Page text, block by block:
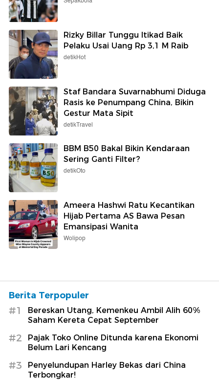
Rizky Billar Tunggu Itikad Baik
Pelaku Usai Uang Rp 3,1 M Raib
detikHot
Staf Bandara Suvarnabhumi Diduga
Rasis ke Penumpang China, Bikin
Gestur Mata Sipit
detikTravel
BBM B50 Bakal Bikin Kendaraan
Sering Ganti Filter?
detikOto
Ameera Hashwi Ratu Kecantikan
Hijab Pertama AS Bawa Pesan
Emansipasi Wanita
Wolipop
Berita Terpopuler
#1
Bereskan Utang, Kemenkeu Ambil Alih 60%
Saham Kereta Cepat September
#2
Pajak Toko Online Ditunda karena Ekonomi
Belum Lari Kencang
#3
Penyelundupan Harley Bekas dari China
Terbongkar!